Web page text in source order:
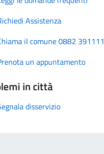
Assistenza
il comune 0882 391111
un appuntamento
in città
disservizio